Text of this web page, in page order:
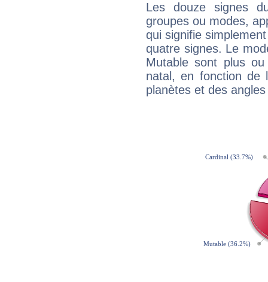
Les douze signes
groupes ou modes,
qui signifie
quatre signes. Le
Mutable sont plus
natal, en fonction de
planètes et des